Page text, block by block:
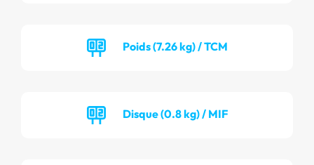
Poids (7.26 kg) / TCM
Disque (0.8 kg) / MIF